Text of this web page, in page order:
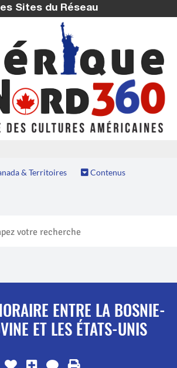
Sites du Réseau
& Territoires Contenus
ENTRE LA BOSNIE-
ET LES ÉTATS-UNIS